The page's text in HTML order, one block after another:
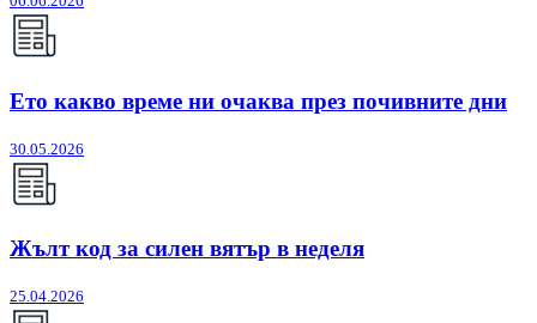
Ето какво време ни очаква през почивните дни
30.05.2026
Жълт код за силен вятър в неделя
25.04.2026